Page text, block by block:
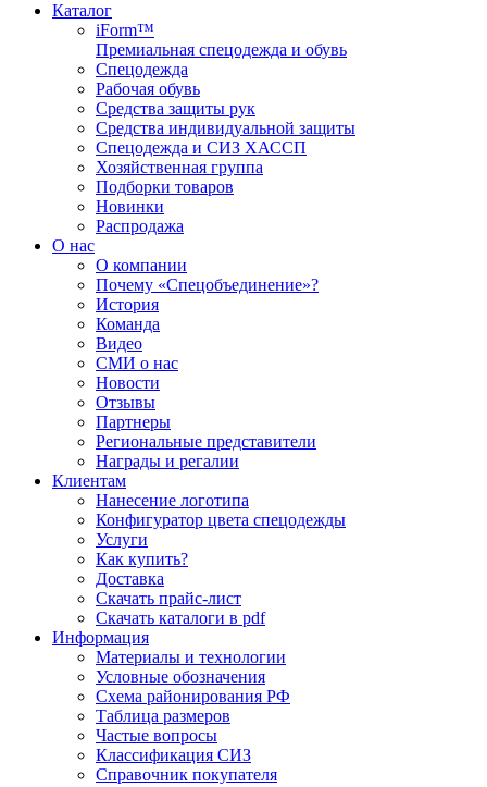
Каталог
iForm™
Премиальная спецодежда и обувь
Спецодежда
Рабочая обувь
Средства защиты рук
Средства индивидуальной защиты
Спецодежда и СИЗ ХАССП
Хозяйственная группа
Подборки товаров
Новинки
Распродажа
О нас
О компании
Почему «Спецобъединение»?
История
Команда
Видео
СМИ о нас
Новости
Отзывы
Партнеры
Региональные представители
Награды и регалии
Клиентам
Нанесение логотипа
Конфигуратор цвета спецодежды
Услуги
Как купить?
Доставка
Скачать прайс-лист
Скачать каталоги в pdf
Информация
Материалы и технологии
Условные обозначения
Схема районирования РФ
Таблица размеров
Частые вопросы
Классификация СИЗ
Справочник покупателя